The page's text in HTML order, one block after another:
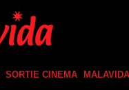
SORTIE CINEMA MALAVIDA